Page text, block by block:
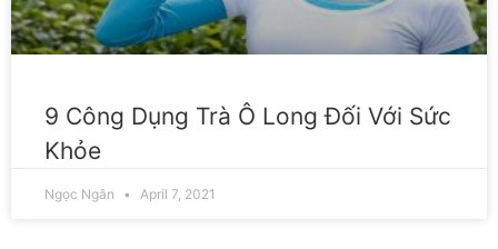
9 Công Dụng Trà Ô Long Đối Với Sức
Khỏe
Ngọc Ngân April 7, 2021